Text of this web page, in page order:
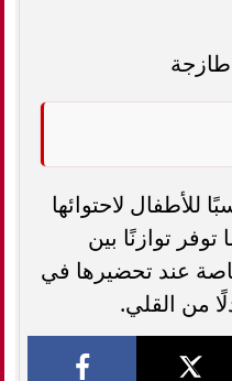
للأطفال لاحتوائها
توازنًا بين
عند تحضيرها في
من القلي.